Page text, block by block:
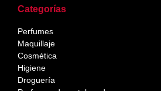
Categorías
Perfumes
Maquillaje
Cosmética
Higiene
Droguería